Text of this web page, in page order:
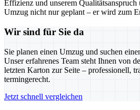
Effizienz und unserem
Umzug nicht nur geplant – er wird zum
Wir sind für Sie da
Sie planen einen Umzug und suchen
Unser erfahrenes Team steht Ihnen von
letzten Karton zur Seite – professionell,
termingerecht.
Jetzt schnell vergleichen